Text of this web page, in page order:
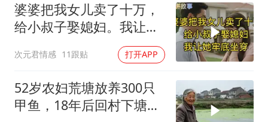
婆婆把我女儿卖了十万，
给小叔子娶媳妇。我让她
次元君情感 11跟贴 打开APP
52岁农妇荒塘放养300只
甲鱼，18年后回村下塘瞬